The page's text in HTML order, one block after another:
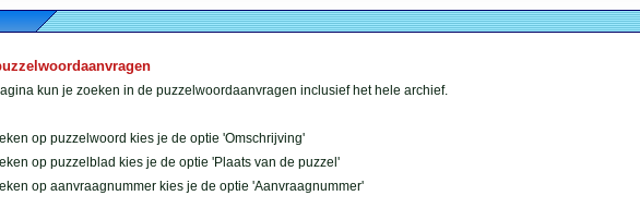
kun je zoeken in de puzzelwoordaanvragen inclusief het hele archief.
op puzzelwoord kies je de optie 'Omschrijving'
op puzzelblad kies je de optie 'Plaats van de puzzel'
op aanvraagnummer kies je de optie 'Aanvraagnummer'